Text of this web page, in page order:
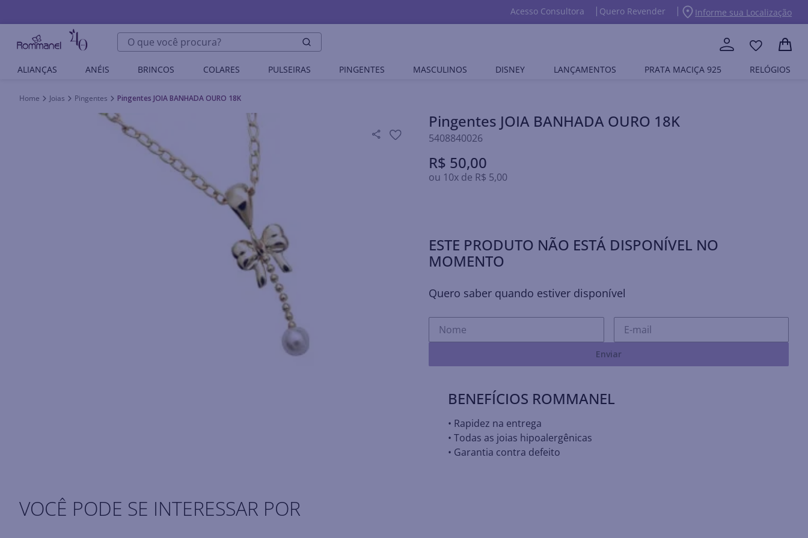
Acesso Consultora Quero Revender Informe sua Localização
O que você procura?
ALIANÇAS ANÉIS BRINCOS COLARES PULSEIRAS PINGENTES MASCULINOS DISNEY LANÇAMENTOS PRATA MACIÇA 925 RELÓGIOS
Joias Pingentes Pingentes JOIA BANHADA OURO 18K
Pingentes JOIA BANHADA OURO 18K
5408840026
R$ 50,00
ou 10x de R$ 5,00
ESTE PRODUTO NÃO ESTÁ DISPONÍVEL NO
MOMENTO
Quero saber quando estiver disponível
Enviar
BENEFÍCIOS ROMMANEL
• Rapidez na entrega
• Todas as joias hipoalergênicas
• Garantia contra defeito
VOCÊ PODE SE INTERESSAR POR